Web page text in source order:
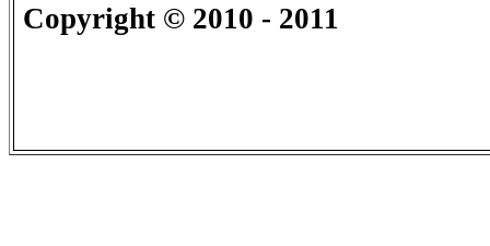
Copyright© 2010 - 2011